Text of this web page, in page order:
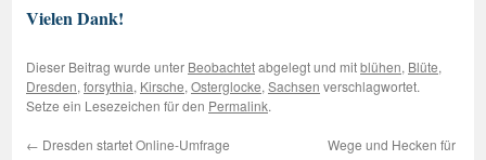
Vielen Dank!
Dieser Beitrag wurde unter Beobachtetabgelegt und mitblühen, Blüte,
Dresden,forsythia, Kirsche,Osterglocke,Sachsen verschlagwortet.
Setze ein Lesezeichen für den Permalink.
← Dresden startet Online-Umfrage
Wege und Hecken für